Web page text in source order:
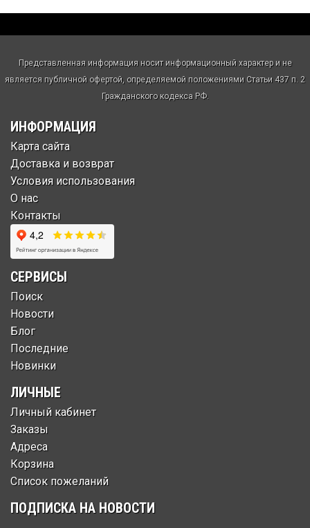
Представленная информация носит информационный характер и не
является публичной офертой, определяемой положениями Статьи 437 п. 2
Гражданского кодекса РФ.
ИНФОРМАЦИЯ
Карта сайта
Доставка и возврат
Условия использования
О нас
Контакты
СЕРВИСЫ
Поиск
Новости
Блог
Последние
Новинки
ЛИЧНЫЕ
Личный кабинет
Заказы
Адреса
Корзина
Список пожеланий
ПОДПИСКА НА НОВОСТИ